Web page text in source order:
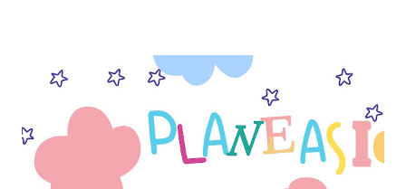
de los estudiantes mediante el estudio constante es
preocupación tanto de directivos, docentes y padres de familia.
Por tal motivo, ponemos a su disposición una amplia gama de
opciones para utilizar como parte central de sus medios
educativos con o como complemento a las planeaciones y/o